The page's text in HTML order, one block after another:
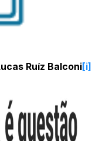
Ruíz Balconi[i]